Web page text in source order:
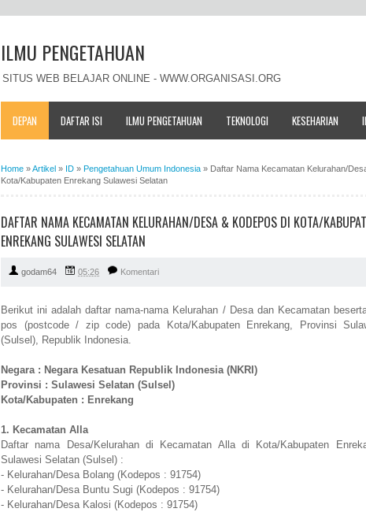
ILMU PENGETAHUAN
SITUS WEB BELAJAR ONLINE - WWW.ORGANISASI.ORG
DEPAN DAFTAR ISI ILMU PENGETAHUAN TEKNOLOGI KESEHARIAN
Home »Artikel » ID » Pengetahuan Umum Indonesia » Daftar Nama Kecamatan Kelurahan/
Kota/Kabupaten Enrekang Sulawesi Selatan
DAFTAR NAMA KECAMATAN KELURAHAN/DESA & KODEPOS DI KOTA/
ENREKANG SULAWESI SELATAN
godam64 05:26 Komentari
Berikut ini adalah daftar nama-nama Kelurahan / Desa dan Kecamatan
pos (postcode / zip code) pada Kota/Kabupaten Enrekang, Provinsi
(Sulsel), Republik Indonesia.
Negara : Negara Kesatuan Republik Indonesia (NKRI)
Provinsi : Sulawesi Selatan (Sulsel)
Kota/Kabupaten : Enrekang
1. Kecamatan Alla
Daftar nama Desa/Kelurahan di Kecamatan Alla di Kota/Kabupaten
Sulawesi Selatan (Sulsel) :
- Kelurahan/Desa Bolang (Kodepos : 91754)
- Kelurahan/Desa Buntu Sugi (Kodepos : 91754)
- Kelurahan/Desa Kalosi (Kodepos : 91754)